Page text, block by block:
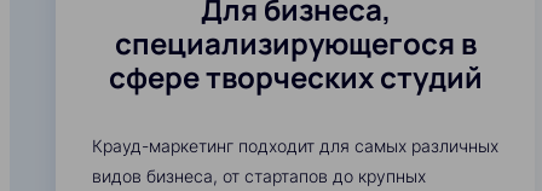
Для бизнеса,
специализирующегося в
сфере творческих студий
Крауд-маркетинг подходит для самых различных
видов бизнеса, от стартапов до крупных